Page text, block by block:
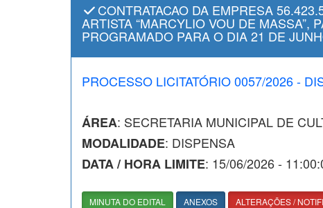
CONTRATACAO DA EMPRESA
ARTISTA “MARCYLIO VOU DE
PROGRAMADO PARA O DIA 21 DE
PROCESSO LICITATÓRIO 0057/2026 -
ÁREA: SECRETARIA MUNICIPAL DE
MODALIDADE: DISPENSA
DATA / HORA LIMITE: 15/06/2026 -
MINUTA DO EDITAL ANEXOS ALTERAÇÕES /